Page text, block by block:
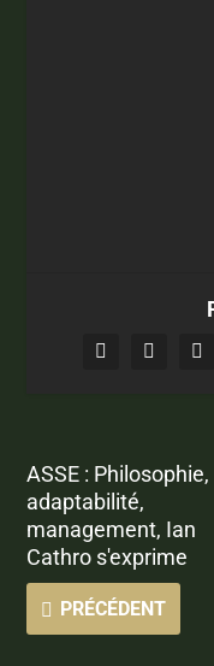
ASSE : Philosophie,
adaptabilité,
management, Ian
Cathro s'exprime
PRÉCÉDENT